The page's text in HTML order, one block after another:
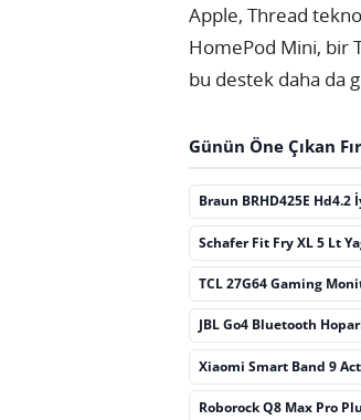
Apple, Thread
HomePod Mini, bir
bu destek daha da
Günün Öne Çıkan
Braun BRHD425E
Schafer Fit Fry XL 5 Lt
TCL 27G64 Gaming
JBL Go4 Bluetooth
Xiaomi Smart Band 9
Roborock Q8 Max Pro